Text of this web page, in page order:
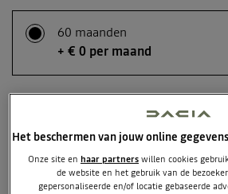
60 maanden
+ € 0 per maand
+ € 35 per maand
Het beschermen van jouw online
Onze site en haar partners willen cookies
de website en het gebruik van de
gepersonaliseerde en/of locatie gebaseerde